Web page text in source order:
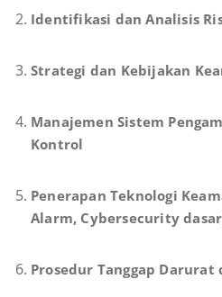
Identifikasi dan Analisis
Strategi dan Kebijakan
Manajemen Sistem
Kontrol
Penerapan Teknologi
Alarm, Cybersecurity
Prosedur Tanggap